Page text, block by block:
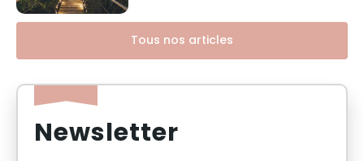
Tous nos articles
Newsletter